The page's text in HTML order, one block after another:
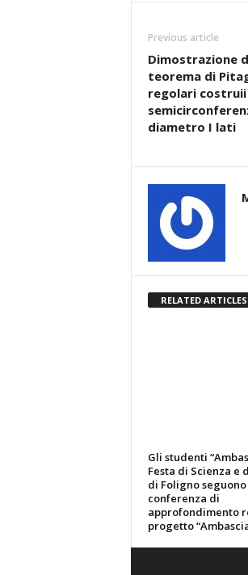
Previous article
Dimostrazione
teorema di
regolari
diametro I lati
RELATED ARTICLES
Gli studenti
Festa di Scienza e
di Foligno
conferenza di
approfondimento
progetto